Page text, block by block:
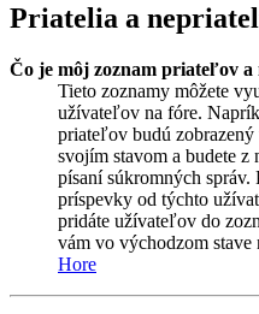
Priatelia a
Čo je môj zoznam priateľov
Tieto zoznamy môžete
užívateľov na fóre.
priateľov budú
svojím stavom a budete
písaní súkromných
príspevky od týchto
pridáte užívateľov do
vám vo východzom stave
Hore